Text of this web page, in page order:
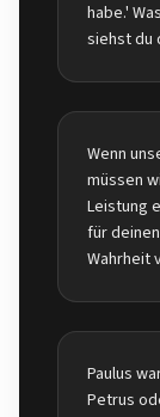
habe.'
siehst du
Wenn
müssen
Leistung
für
Wahrheit
Paulus
Petrus